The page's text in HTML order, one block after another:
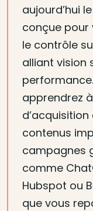
aujourd’hui
conçue pour
le contrôle
alliant vision
apprendrez
contenus
campagnes
comme
Hubspot ou
que vous